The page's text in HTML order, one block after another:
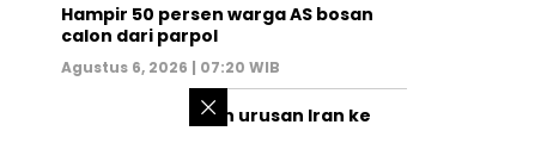
Hampir 50 persen warga AS bosan
calon dari parpol
Agustus 6, 2026 | 07:20 WIB
PM Israel serahkan urusan Iran ke